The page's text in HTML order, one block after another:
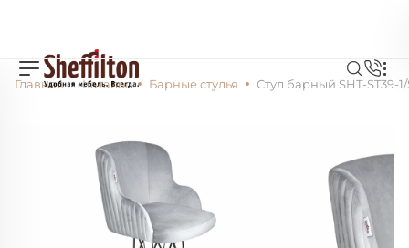
Главная Каталог Барные стулья Стул барный SHT-ST39-